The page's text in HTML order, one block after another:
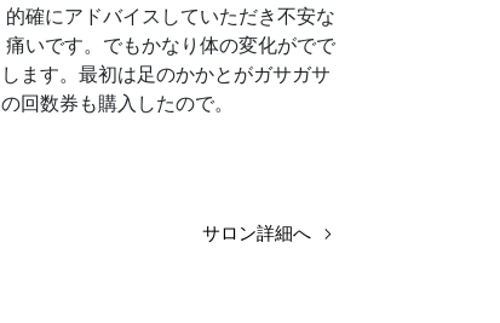
確にアドバイスしていただき不安な
いです。でもかなり体の変化がでで
ます。最初は足のかかとがガサガサ
回数券も購入したので。
サロン詳細へ